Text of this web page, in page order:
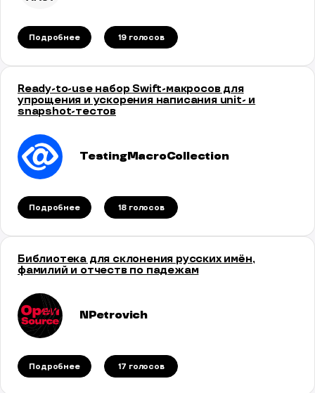
Подробнее 19 голосов
Ready-to-use набор Swift-макросов для
упрощения и ускорения написания unit- и
snapshot-тестов
TestingMacroCollection
Подробнее 18 голосов
Библиотека для склонения русских имён,
фамилий и отчеств по падежам
NPetrovich
Подробнее 17 голосов